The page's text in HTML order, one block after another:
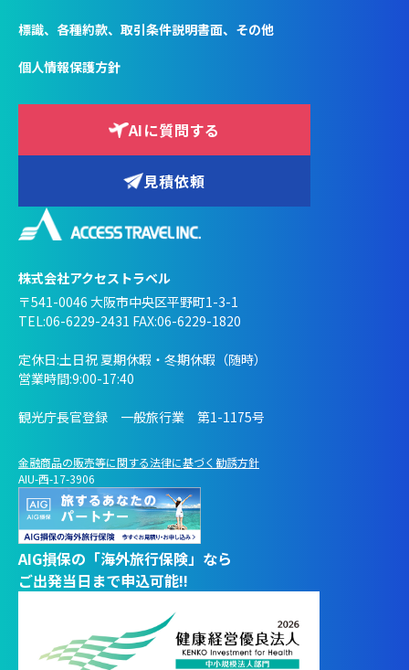
株式会社アクセストラベル
〒541-0046 大阪市中央区平野町1-3-1
TEL:06-6229-2431 FAX:06-6229-1820
定休日:土日祝 夏期休暇・冬期休暇（随時）
営業時間:9:00-17:40
観光庁長官登録 一般旅行業 第1-1175号
標識、各種約款、取引条件説明書面、その他
個人情報保護方針
AIに質問する
見積依頼
金融商品の販売等に関する法律に基づく勧誘方針
AIU-西-17-3906
AIG損保の「海外旅行保険」なら
ご出発当日まで申込可能!!